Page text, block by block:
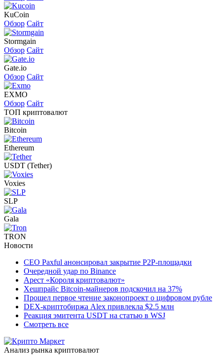
KuCoin
Обзор Сайт
Stormgain
Обзор Сайт
Gate.io
Обзор Сайт
EXMO
Обзор Сайт
ТОП криптовалют
Bitcoin
Ethereum
USDT (Tether)
Voxies
SLP
Gala
TRON
Новости
CEO Paxful анонсировал закрытие P2P-площадки
Очередной удар по Binance
Арест «Короля криптовалют»
Хешпрайс Bitcoin-майнеров подскочил на 37%
Прошел первое чтение законопроект о цифровом рубле
DEX-криптобиржа Alex привлекла $2.5 млн
Реакция эмитента USDT на статью в WSJ
Смотреть все
Анализ рынка криптовалют